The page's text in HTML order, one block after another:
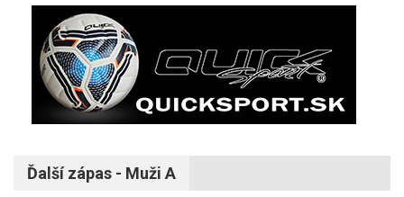
Ďalší zápas - Muži A